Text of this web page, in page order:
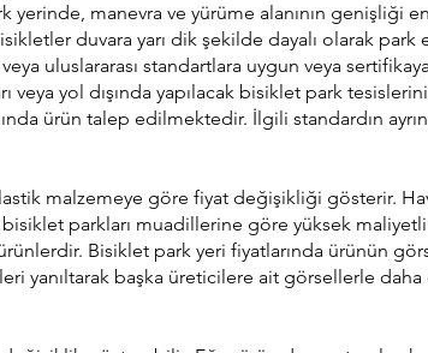
yerinde, manevra ve yürüme alanının genişliği
duvara yarı dik şekilde dayalı olarak park
uluslararası standartlara uygun veya
yol dışında yapılacak bisiklet park
ürün talep edilmektedir. İlgili standardın
malzemeye göre fiyat değişikliği gösterir.
parkları muadillerine göre yüksek
Bisiklet park yeri fiyatlarında ürünün
yanıltarak başka üreticilere ait görsellerle